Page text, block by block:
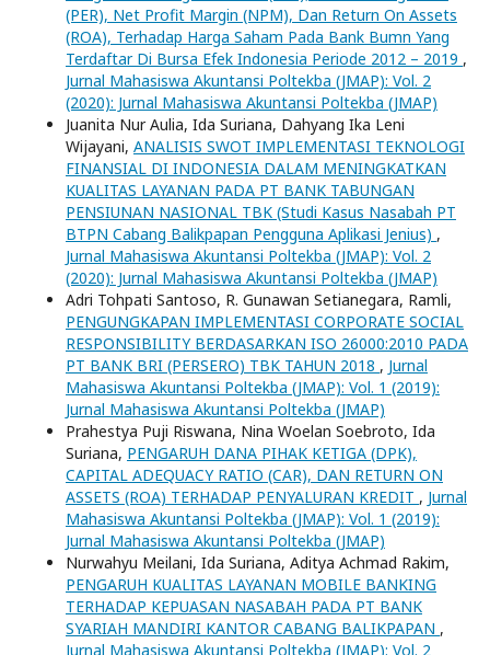
(PER), Net Profit Margin (NPM), Dan Return On Assets
(ROA), Terhadap Harga Saham Pada Bank Bumn Yang
Terdaftar Di Bursa Efek Indonesia Periode 2012 – 2019 ,
Jurnal Mahasiswa Akuntansi Poltekba (JMAP): Vol. 2
(2020): Jurnal Mahasiswa Akuntansi Poltekba (JMAP)
Juanita Nur Aulia, Ida Suriana, Dahyang Ika Leni
Wijayani, ANALISIS SWOT IMPLEMENTASI TEKNOLOGI
FINANSIAL DI INDONESIA DALAM MENINGKATKAN
KUALITAS LAYANAN PADA PT BANK TABUNGAN
PENSIUNAN NASIONAL TBK (Studi Kasus Nasabah PT
BTPN Cabang Balikpapan Pengguna Aplikasi Jenius) ,
Jurnal Mahasiswa Akuntansi Poltekba (JMAP): Vol. 2
(2020): Jurnal Mahasiswa Akuntansi Poltekba (JMAP)
Adri Tohpati Santoso, R. Gunawan Setianegara, Ramli,
PENGUNGKAPAN IMPLEMENTASI CORPORATE SOCIAL
RESPONSIBILITY BERDASARKAN ISO 26000:2010 PADA
PT BANK BRI (PERSERO) TBK TAHUN 2018 , Jurnal
Mahasiswa Akuntansi Poltekba (JMAP): Vol. 1 (2019):
Jurnal Mahasiswa Akuntansi Poltekba (JMAP)
Prahestya Puji Riswana, Nina Woelan Soebroto, Ida
Suriana, PENGARUH DANA PIHAK KETIGA (DPK),
CAPITAL ADEQUACY RATIO (CAR), DAN RETURN ON
ASSETS (ROA) TERHADAP PENYALURAN KREDIT , Jurnal
Mahasiswa Akuntansi Poltekba (JMAP): Vol. 1 (2019):
Jurnal Mahasiswa Akuntansi Poltekba (JMAP)
Nurwahyu Meilani, Ida Suriana, Aditya Achmad Rakim,
PENGARUH KUALITAS LAYANAN MOBILE BANKING
TERHADAP KEPUASAN NASABAH PADA PT BANK
SYARIAH MANDIRI KANTOR CABANG BALIKPAPAN ,
Jurnal Mahasiswa Akuntansi Poltekba (JMAP): Vol. 2